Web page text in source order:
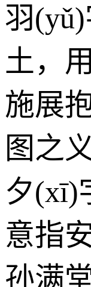
羽
土，
施展
图之义
夕(xī)
意指
孙满